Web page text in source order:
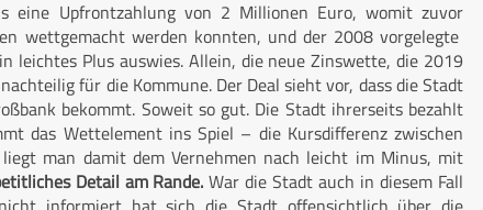
eine Upfrontzahlung von 2 Millionen Euro, womit zuvor
wettgemacht werden konnten, und der 2008 vorgelegte
leichtes Plus auswies. Allein, die neue Zinswette, die 2019
für die Kommune. Der Deal sieht vor, dass die Stadt
bekommt. Soweit so gut. Die Stadt ihrerseits bezahlt
das Wettelement ins Spiel – die Kursdifferenz zwischen
man damit dem Vernehmen nach leicht im Minus, mit
Detail am Rande.War die Stadt auch in diesem Fall